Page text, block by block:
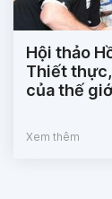
Hội thảo
Thiết
của thế
Xem thêm